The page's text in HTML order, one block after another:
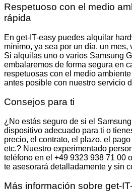
Respetuoso con el medio
rápida
En get-IT-easy puedes alquilar
mínimo, ya sea por un día, un mes,
Si alquilas uno o varios Samsung
embalaremos de forma segura en
respetuosas con el medio
antes posible con nuestro servicio
Consejos para ti
¿No estás seguro de si el
dispositivo adecuado para ti o
precio, el contrato, el plazo, el
etc.? Nuestro experimentado
teléfono en el +49 9323 938 71 00
te asesorará detalladamente y sin
Más información sobre get-